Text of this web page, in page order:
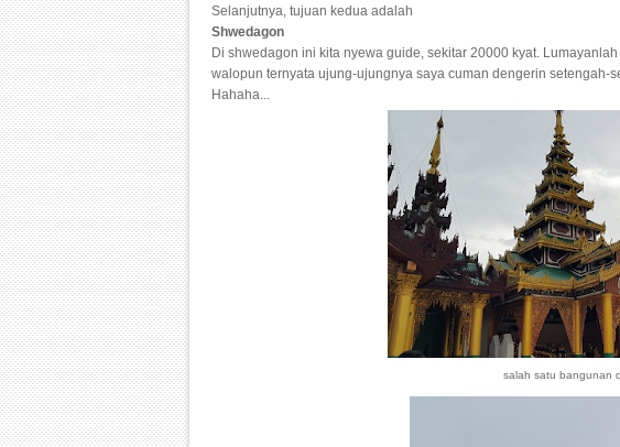
Selanjutnya, tujuan kedua adalah
Shwedagon
Di shwedagon ini kita nyewa guide, sekitar 20000 kyat.
walopun ternyata ujung-ujungnya saya cuman dengerin setengah-
Hahaha...
salah satu bangunan